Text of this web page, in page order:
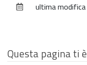
documentoultima modifica
Questa pagina ti